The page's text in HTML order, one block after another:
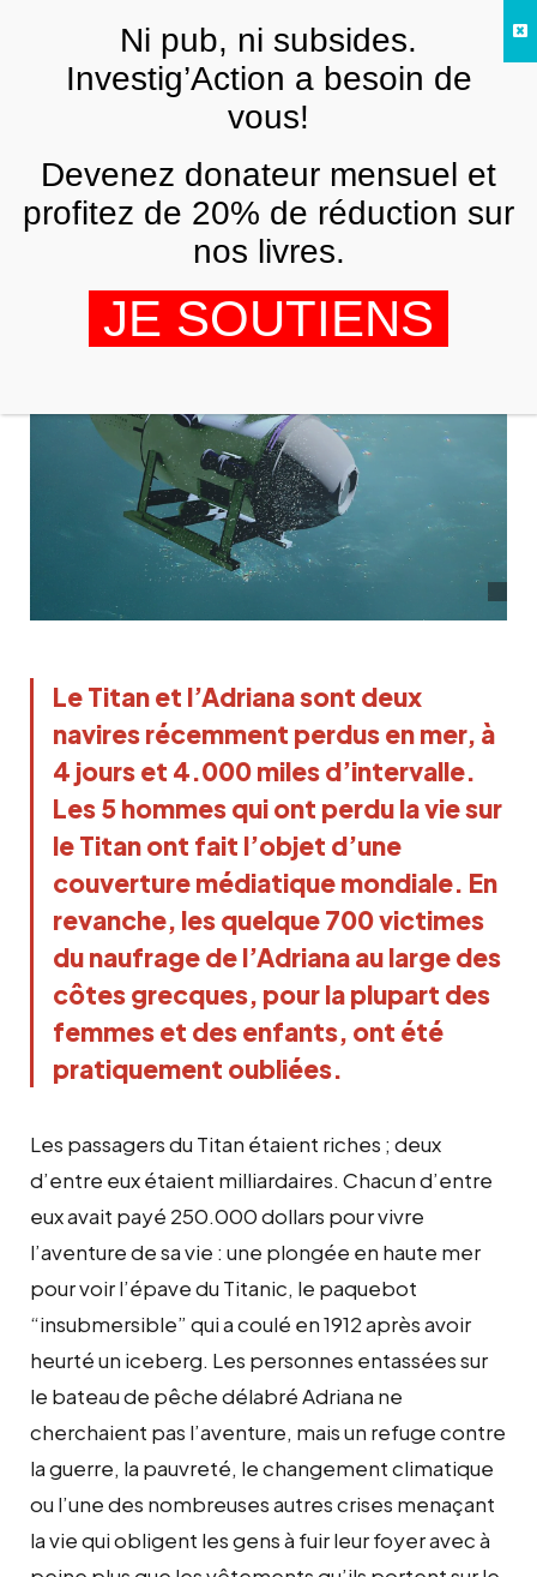
Une disparité titanesque dans la façon
dont le monde réagit aux catastrophes
maritimes
Le Titan et l’Adriana sont deux
navires récemment perdus en mer, à
4 jours et 4.000 miles d’intervalle.
Les 5 hommes qui ont perdu la vie sur
le Titan ont fait l’objet d’une
couverture médiatique mondiale. En
revanche, les quelque 700 victimes
du naufrage de l’Adriana au large des
côtes grecques, pour la plupart des
femmes et des enfants, ont été
pratiquement oubliées.
Les passagers du Titan étaient riches ; deux
d’entre eux étaient milliardaires. Chacun d’entre
eux avait payé 250.000 dollars pour vivre
l’aventure de sa vie : une plongée en haute mer
pour voir l’épave du Titanic, le paquebot
“insubmersible” qui a coulé en 1912 après avoir
heurté un iceberg. Les personnes entassées sur
le bateau de pêche délabré Adriana ne
cherchaient pas l’aventure, mais un refuge contre
la guerre, la pauvreté, le changement climatique
ou l’une des nombreuses autres crises menaçant
la vie qui obligent les gens à fuir leur foyer avec à
ANALYSES ET TÉMOIGNAGES
FRNi pub, ni subsides.
Investig’Action a besoin de
vous!
Devenez donateur mensuel et
profitez de 20% de réduction sur
nos livres.
JE SOUTIENS